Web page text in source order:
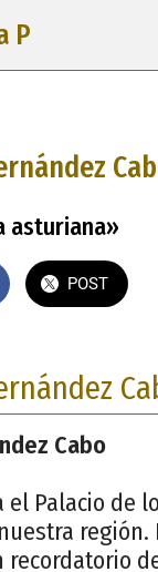
P
asturiana»
POST
Cabo
Palacio de
región.